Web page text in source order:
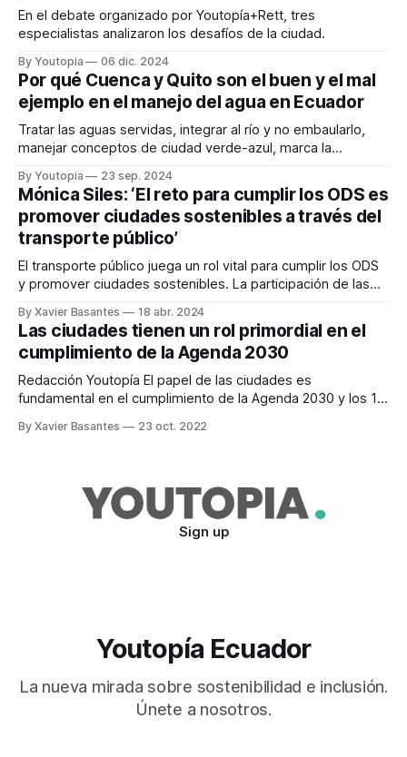
En el debate organizado por Youtopía+Rett, tres
especialistas analizaron los desafíos de la ciudad.
By Youtopia 06 dic. 2024
Por qué Cuenca y Quito son el buen y el mal
ejemplo en el manejo del agua en Ecuador
Tratar las aguas servidas, integrar al río y no embaularlo,
manejar conceptos de ciudad verde-azul, marca la
By Youtopia 23 sep. 2024
Mónica Siles: ‘El reto para cumplir los ODS es
promover ciudades sostenibles a través del
transporte público’
El transporte público juega un rol vital para cumplir los ODS
y promover ciudades sostenibles. La participación de las
propósito. Redacción Youtopía Promover un servicio de
transporte público y una movilidad que sean sostenibles
son los grandes desafíos para tratar de cumplir las
By Xavier Basantes 18 abr. 2024
Las ciudades tienen un rol primordial en el
cumplimiento de la Agenda 2030
Redacción Youtopía El papel de las ciudades es
fundamental en el cumplimiento de la Agenda 2030 y los 17
55% de la población mundial vive en ciudades; sin embargo,
By Xavier Basantes 23 oct. 2022
Sign up
Youtopía Ecuador
La nueva mirada sobre sostenibilidad e inclusión.
Únete a nosotros.